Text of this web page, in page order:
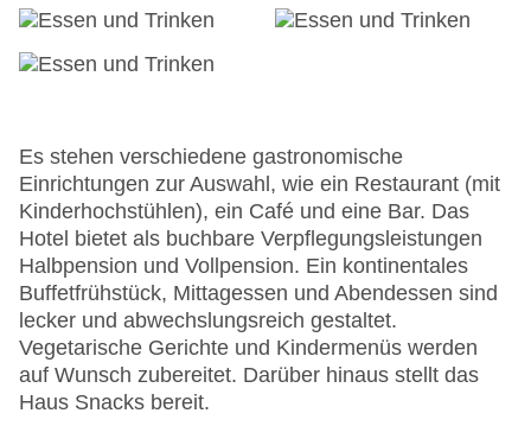
Konferenzraum
Garten: ohne Gebühr
WLAN/WiFi im Hotel
Letzte umfassende Renovierung: 2009
Lift
Anzahl der Aufzüge: 1
Zimmerservice: gegen Gebühr
Sonnenterrasse
Gesamtanzahl der Stockwerke: 5
Gesamtanzahl der Zimmer: 72
Pools:Kinderbecken, Outdoor Pool,
Sonnenschirme am Pool, Liegen am Pool
Es stehen verschiedene gastronomische
Einrichtungen zur Auswahl, wie ein Restaurant (mit
Kinderhochstühlen), ein Café und eine Bar. Das
Hotel bietet als buchbare Verpflegungsleistungen
Halbpension und Vollpension. Ein kontinentales
Buffetfrühstück, Mittagessen und Abendessen sind
lecker und abwechslungsreich gestaltet.
Vegetarische Gerichte und Kindermenüs werden
auf Wunsch zubereitet. Darüber hinaus stellt das
Haus Snacks bereit.